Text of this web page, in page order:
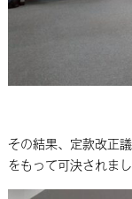
その結果、定款改正
をもって可決されまし